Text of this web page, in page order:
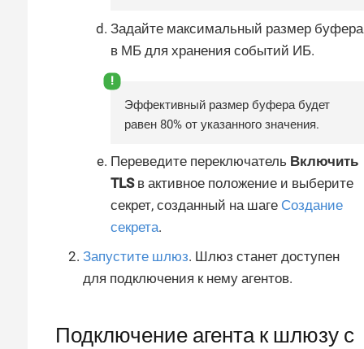
Задайте максимальный размер буфера
в МБ для хранения событий ИБ.
Эффективный размер буфера будет
равен 80% от указанного значения.
Переведите переключатель Включить
TLSв активное положение и выберите
секрет, созданный на шаге Создание
секрета.
Запустите шлюз. Шлюз станет доступен
для подключения к нему агентов.
Подключение агента к шлюзу с